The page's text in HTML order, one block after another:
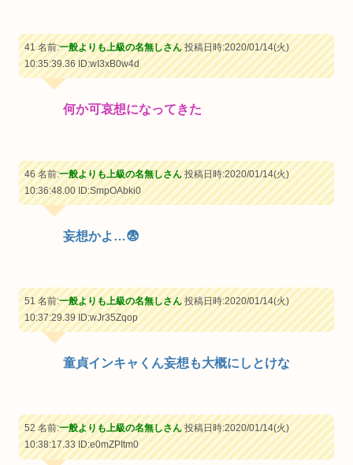
41 名前:一般よりも上級の名無しさん投稿日時:2020/01/14(火)
10:35:39.36ID:wI3xB0w4d
何か可哀想になってきた
46 名前:一般よりも上級の名無しさん投稿日時:2020/01/14(火)
10:36:48.00ID:SmpOAbki0
妄想かよ…😨
51 名前:一般よりも上級の名無しさん投稿日時:2020/01/14(火)
10:37:29.39ID:wJr35Zqop
童貞インキャくん妄想も大概にしとけな
52 名前:一般よりも上級の名無しさん投稿日時:2020/01/14(火)
10:38:17.33ID:e0mZPItm0